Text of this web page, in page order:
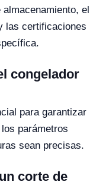
el
las certificaciones
congelador
para garantizar
parámetros
sean precisas.
corte de